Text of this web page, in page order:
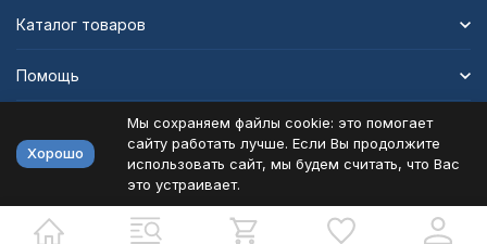
Каталог товаров
Помощь
Политика персональных данных
Разработано в bodysite.ru
Хорошо
Мы сохраняем файлы cookie: это помогает
сайту работать лучше. Если Вы продолжите
использовать сайт, мы будем считать, что Вас
это устраивает.